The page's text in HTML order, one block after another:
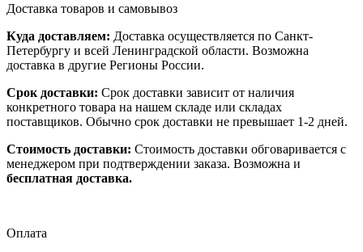
Доставка товаров и самовывоз
Куда доставляем: Доставка осуществляется по Санкт-
Петербургу и всей Ленинградской области. Возможна
доставка в другие Регионы России.
Срок доставки: Срок доставки зависит от наличия
конкретного товара на нашем складе или складах
поставщиков. Обычно срок доставки не превышает 1-2 дней.
Стоимость доставки: Стоимость доставки обговаривается с
менеджером при подтверждении заказа. Возможна и
бесплатная доставка.
Оплата